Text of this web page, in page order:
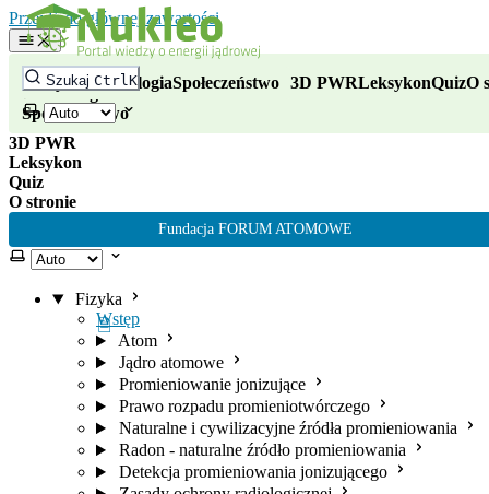
Przejdź do głównej zawartości
Szukaj CtrlK
FizykaTechnologiaSpołeczeństwo 3D PWRLeksykonQuizO
Wybierz motyw
Fizyka
Wstęp
Atom
Jądro atomowe
Promieniowanie jonizujące
Prawo rozpadu promieniotwórczego
Naturalne i cywilizacyjne źródła promieniowania
Radon - naturalne źródło promieniowania
Detekcja promieniowania jonizującego
Fizyka
Technologia
Społeczeństwo
3D PWR
Leksykon
Quiz
O stronie
Fundacja FORUM ATOMOWE
Wybierz motyw